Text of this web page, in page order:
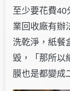
至少要花費40
業回收廠有辦
洗乾淨，紙餐
毀，「那所以
膜也是都變成